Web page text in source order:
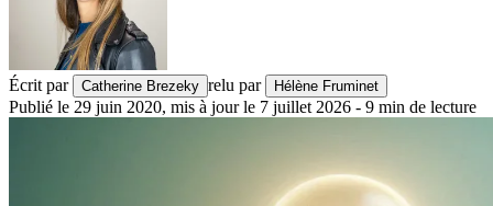
Écrit par Catherine Brezeky relu par Hélène Fruminet
Publié le 29 juin 2020, mis à jour le 7 juillet 2026 - 9 min de lecture